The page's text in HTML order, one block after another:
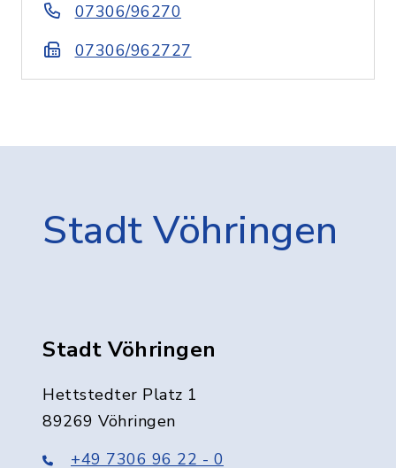
07306/96270
07306/962727
Stadt Vöhringen
Stadt Vöhringen
Hettstedter Platz 1
89269 Vöhringen
+49 7306 96 22 - 0